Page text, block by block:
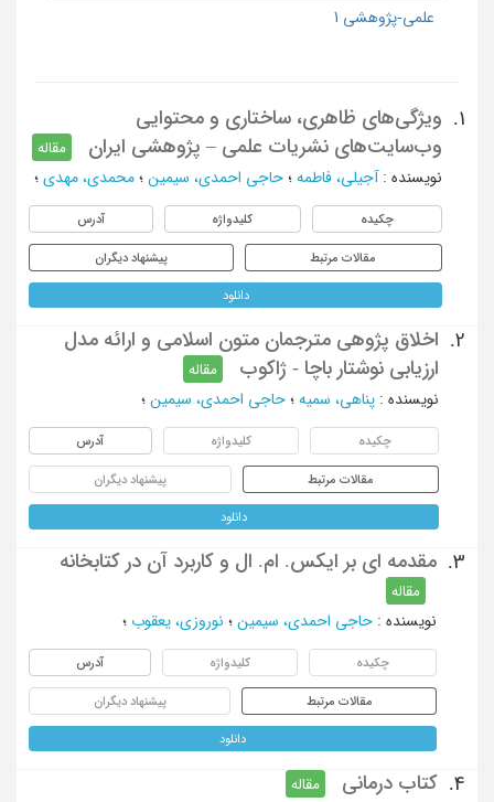
علمی-پژوهشی 1
1.
ویژگی‌های ظاهری، ساختاری و محتوایی
وب‌سایت‌های نشریات علمی – پژوهشی ایران
مقاله
نویسنده : آجیلی، فاطمه ؛ حاجی احمدی، سیمین ؛ محمدی، مهدی ؛
چکیده کلیدواژه آدرس
مقالات مرتبط پیشنهاد دیگران
دانلود
2.
اخلاق پژوهی مترجمان متون اسلامی و ارائه مدل
ارزیابی نوشتار باچا - ژاکوب
مقاله
نویسنده : پناهی، سمیه ؛ حاجی احمدی، سیمین ؛
چکیده کلیدواژه آدرس
مقالات مرتبط پیشنهاد دیگران
دانلود
3. مقدمه ای بر ایکس. ام. ال و کاربرد آن در کتابخانه
مقاله
نویسنده : حاجی احمدی، سیمین ؛ نوروزی، یعقوب ؛
چکیده کلیدواژه آدرس
مقالات مرتبط پیشنهاد دیگران
دانلود
4. کتاب درمانی
مقاله